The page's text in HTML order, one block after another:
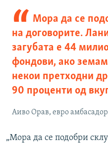
Мора да се
на договорите.
загубата е 44
фондови, ако
некои претходни
90 проценти од
Аиво Орав, евро
„Мора да се подобри